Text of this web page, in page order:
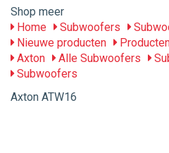
Shop meer
Home
Subwoofers
Nieuwe producten
Axton
Alle Subwoofers
Subwoofers
Axton ATW16